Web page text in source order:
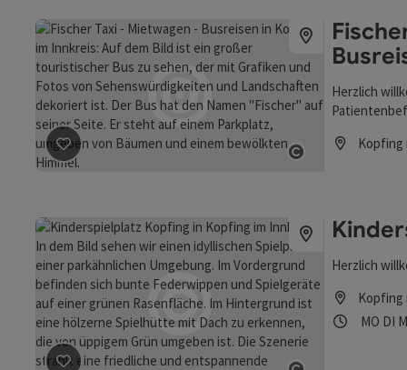
Beitrag merken : Fischer Taxi - Mietwagen - Busreisen
Herzlich
Kopfing
Herzlich
Kopfing
MO DI